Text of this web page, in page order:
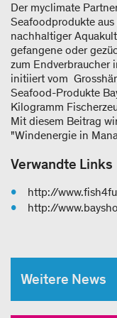
Der myclimate
Seafoodprodukte
nachhaltiger
gefangene oder
zum Endverbraucher
initiiert vom
Seafood-Produkte
Kilogramm
Mit diesem Beitrag
"Windenergie in
Verwandte Links
http://
http://
Weitere News